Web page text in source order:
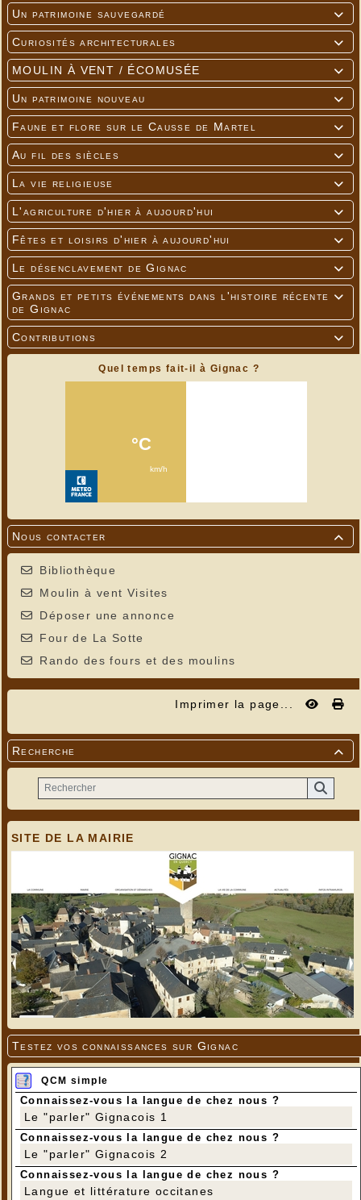

Un patrimoine sauvegardé

Curiosités architecturales

MOULIN À VENT / ÉCOMUSÉE

Un patrimoine nouveau

Faune et flore sur le Causse de Martel

Au fil des siècles

La vie religieuse

L'agriculture d'hier à aujourd'hui

Fêtes et loisirs d'hier à aujourd'hui

Le désenclavement de Gignac

Grands et petits événements dans l'histoire récente
de Gignac

Contributions
Quel temps fait-il à Gignac ?

Nous contacter
Bibliothèque
Moulin à vent Visites
Déposer une annonce
Four de La Sotte
Rando des fours et des moulins
Imprimer la page...

Recherche
SITE DE LA MAIRIE
Testez vos connaissances sur Gignac
QCM simple
Connaissez-vous la langue de chez nous ?
Le "parler" Gignacois 1
Connaissez-vous la langue de chez nous ?
Le "parler" Gignacois 2
Connaissez-vous la langue de chez nous ?
Langue et littérature occitanes
---